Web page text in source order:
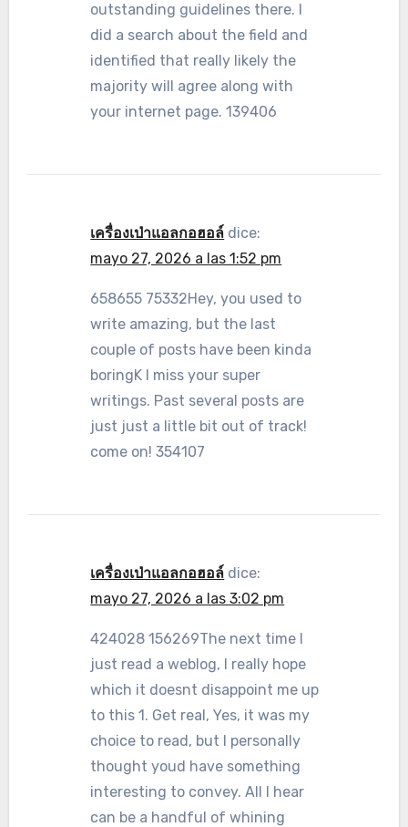
outstanding guidelines there. I
did a search about the field and
identified that really likely the
majority will agree along with
your internet page. 139406
เครื่องเป่าแอลกอฮอล์ dice:
mayo 27, 2026 a las 1:52 pm
658655 75332Hey, you used to
write amazing, but the last
couple of posts have been kinda
boringK I miss your super
writings. Past several posts are
just just a little bit out of track!
come on! 354107
เครื่องเป่าแอลกอฮอล์ dice:
mayo 27, 2026 a las 3:02 pm
424028 156269The next time I
just read a weblog, I really hope
which it doesnt disappoint me up
to this 1. Get real, Yes, it was my
choice to read, but I personally
thought youd have something
interesting to convey. All I hear
can be a handful of whining